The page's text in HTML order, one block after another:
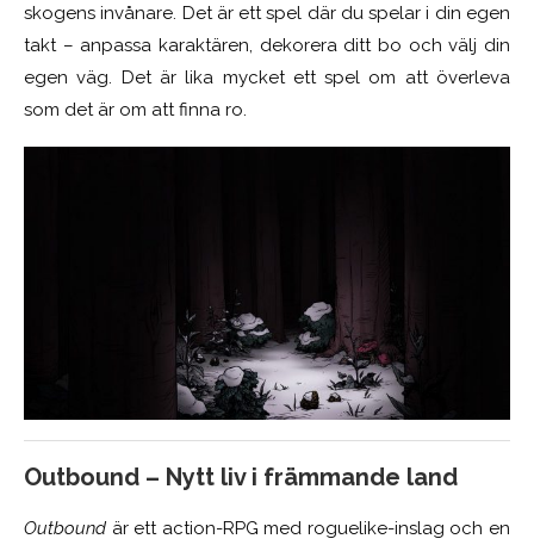
skogens invånare. Det är ett spel där du spelar i din egen
takt – anpassa karaktären, dekorera ditt bo och välj din
egen väg. Det är lika mycket ett spel om att överleva
som det är om att finna ro.
Outbound – Nytt liv i främmande land
Outbound är ett action-RPG med roguelike-inslag och en